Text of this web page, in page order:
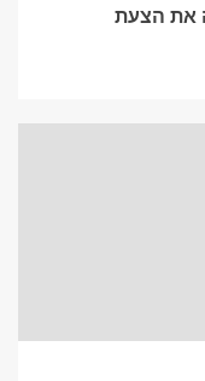
את הצעת